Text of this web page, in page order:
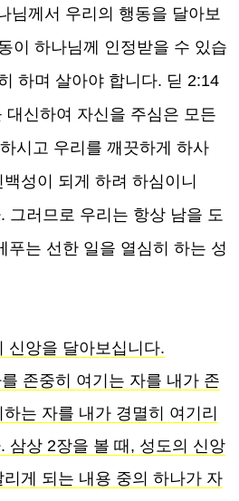
님께서 우리의 행동을 달아보
이 하나님께 인정받을 수 있습
하며 살아야 합니다. 딛 2:14
대신하여 자신을 주심은 모든
시고 우리를 깨끗하게 하사
성이 되게 하려 하심이니
그러므로 우리는 항상 남을 도
푸는 선한 일을 열심히 하는 성
신앙을 달아보십니다.
존중히 여기는 자를 내가 존
는 자를 내가 경멸히 여기리
삼상 2장을 볼 때, 성도의 신앙
게 되는 내용 중의 하나가 자